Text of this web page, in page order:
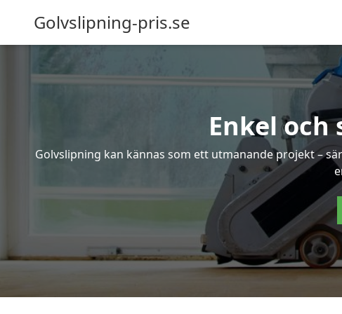
Golvslipning-pris.se
Enkel
Golvslipning kan kännas som ett utmanande projekt –